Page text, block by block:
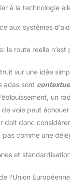
à la technologie
aux systèmes
la route réelle n’est
sur une idée
adas sont
un
voie peut
doit donc
comme une
et
l’Union